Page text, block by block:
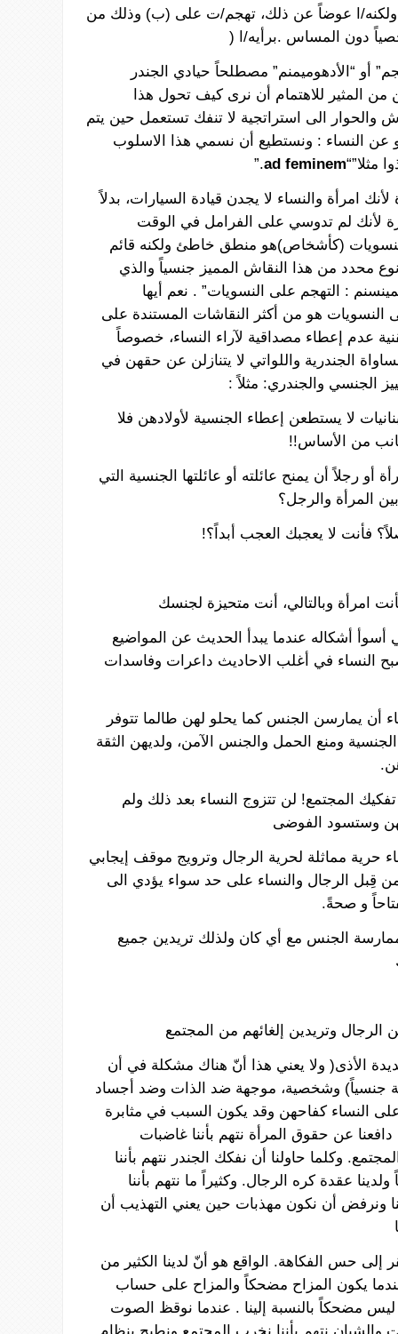
ولكنه/ا عوضاً عن ذلك، تهجم/ت على (ب) وذلك من
دون المساس .برأيه/ا (
أو “الأدهوميمنم” مصطلحاً حيادي
الجندر
من المثير للاهتمام أن نرى كيف تحول هذا
والحوار الى استراتجية لا تنفك تستعمل حين يتم
عن النساء : ونستطيع أن نسمي هذا
الاسلوب
مثلا”“ad feminem
.”
لأنك امرأة والنساء لا يجدن قيادة السيارات، بدلاً
لأنك لم تدوسي على الفرامل في
الوقت
(كأشخاص)هو منطق خاطئ ولكنه قائم
محدد من هذا النقاش المميز جنسياً والذي
: التهجم على النسويات” . نعم
أيها
النسويات هو من أكثر النقاشات المستندة على
عدم إعطاء مصداقية لآراء النساء، خصوصاً
الجندرية واللواتي لا يتنازلن عن حقهن في
الجنسي والجندري: مثلاً:
لا يستطعن إعطاء الجنسية لأولادهن فلا
من الأساس!!
أو رجلاً أن يمنح عائلته أو عائلتها الجنسية
التي
المرأة والرجل؟
فأنت لا يعجبك العجب أبداً؟!
امرأة وبالتالي، أنت متحيزة لجنسك
أسوأ أشكاله عندما يبدأ الحديث عن
المواضيع
النساء في أغلب الاحاديث داعرات وفاسدات
أن يمارسن الجنس كما يحلو لهن طالما تتوفر
الجنسية ومنع الحمل والجنس الآمن، ولديهن
الثقة
.
تفكيك المجتمع! لن تتزوج النساء بعد ذلك ولم
وستسود الفوضى
حرية مماثلة لحرية الرجال وترويج موقف
إيجابي
قِبل الرجال والنساء على حد سواء يؤدي الى
و صحةً.
الجنس مع أي كان ولذلك تريدين جميع
الرجال وتريدين إلغائهم من المجتمع
الأذى( ولا يعني هذا أنّ هناك مشكلة في أن
جنسياً) وشخصية، موجهة ضد الذات وضد
أجساد
النساء كفاحهن وقد يكون السبب في مثابرة
دافعنا عن حقوق المرأة نتهم بأننا غاضبات
. وكلما حاولنا أن نفكك الجندر نتهم بأننا
ولدينا عقدة كره الرجال. وكثيراً ما نتهم بأننا
ونرفض أن نكون مهذبات حين يعني التهذيب أن
إلى حس الفكاهة. الواقع هو أنّ لدينا الكثير من
يكون المزاح مضحكاً والمزاح على حساب
مضحكاً بالنسبة إلينا . عندما نوقظ
الصوت